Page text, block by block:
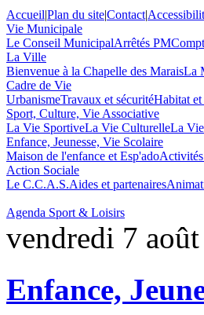
Accueil|Plan du site|Contact|
Vie Municipale
Le Conseil MunicipalArrêtés PM
La Ville
Bienvenue à la Chapelle des MaraisLa
Cadre de Vie
UrbanismeTravaux et sécuritéHabitat
Sport, Culture, Vie Associative
La Vie SportiveLa Vie CulturelleLa
Enfance, Jeunesse, Vie Scolaire
Maison de l'enfance et Esp'adoActivités
Action Sociale
Le C.C.A.S.Aides et partenaires
Agenda Sport & Loisirs
vendredi 7
Enfance,